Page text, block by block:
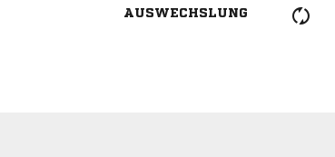
AUSWECHSLUNG